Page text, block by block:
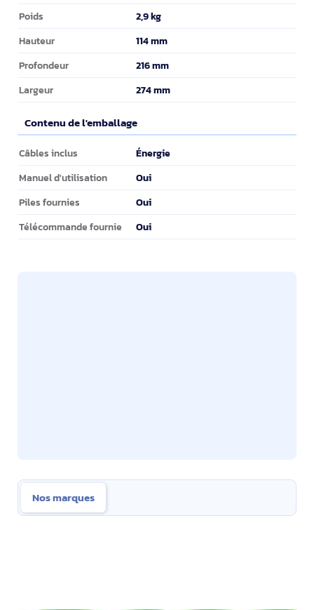
Poids 2,9 kg
Hauteur 114 mm
Profondeur 216 mm
Largeur 274 mm
Contenu de l'emballage
Contenu de l'emballage
Câbles inclus Énergie
Manuel d'utilisation Oui
Piles fournies Oui
Télécommande fournie Oui
Nos marques